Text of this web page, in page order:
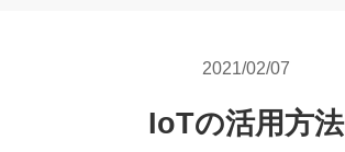
2021/02/07
IoTの活用方法